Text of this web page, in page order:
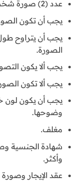
عدد (2) صورة شخصية ملونة وحديثة مقاس (4×6) سم.
يجب أن تكون
الصورة.
يجب ألا يكون
يجب ألا تكون
يجب أن يكون لون
وضوحها.
مغلف.
وأكثر.
عقد الإيجار